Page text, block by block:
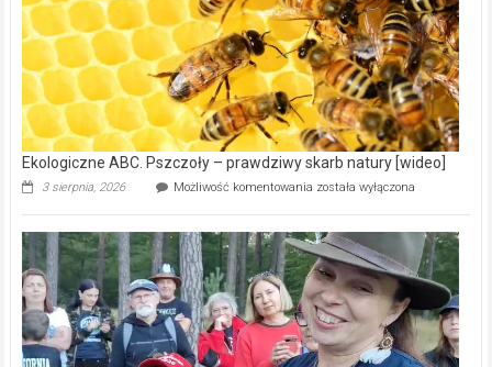
15,6
mln
na
modernizację
oczyszczalni
ścieków
[wideo]
Ekologiczne ABC. Pszczoły – prawdziwy skarb natury [wideo]
3 sierpnia, 2026 Możliwość komentowania Ekologiczne
–
prawdziwy
skarb
natury
[wideo]
została wyłączona